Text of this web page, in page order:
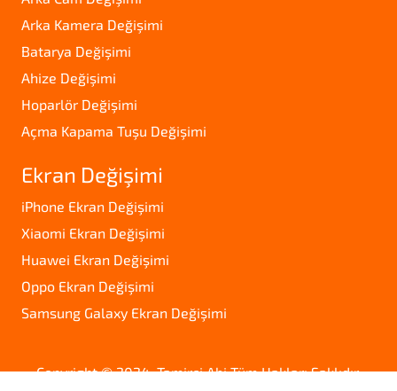
Arka Kamera Değişimi
Batarya Değişimi
Ahize Değişimi
Hoparlör Değişimi
Açma Kapama Tuşu Değişimi
Ekran Değişimi
iPhone Ekran Değişimi
Xiaomi Ekran Değişimi
Huawei Ekran Değişimi
Oppo Ekran Değişimi
Samsung Galaxy Ekran Değişimi
Copyright © 2024. Tamirci Abi Tüm Hakları Saklıdır.